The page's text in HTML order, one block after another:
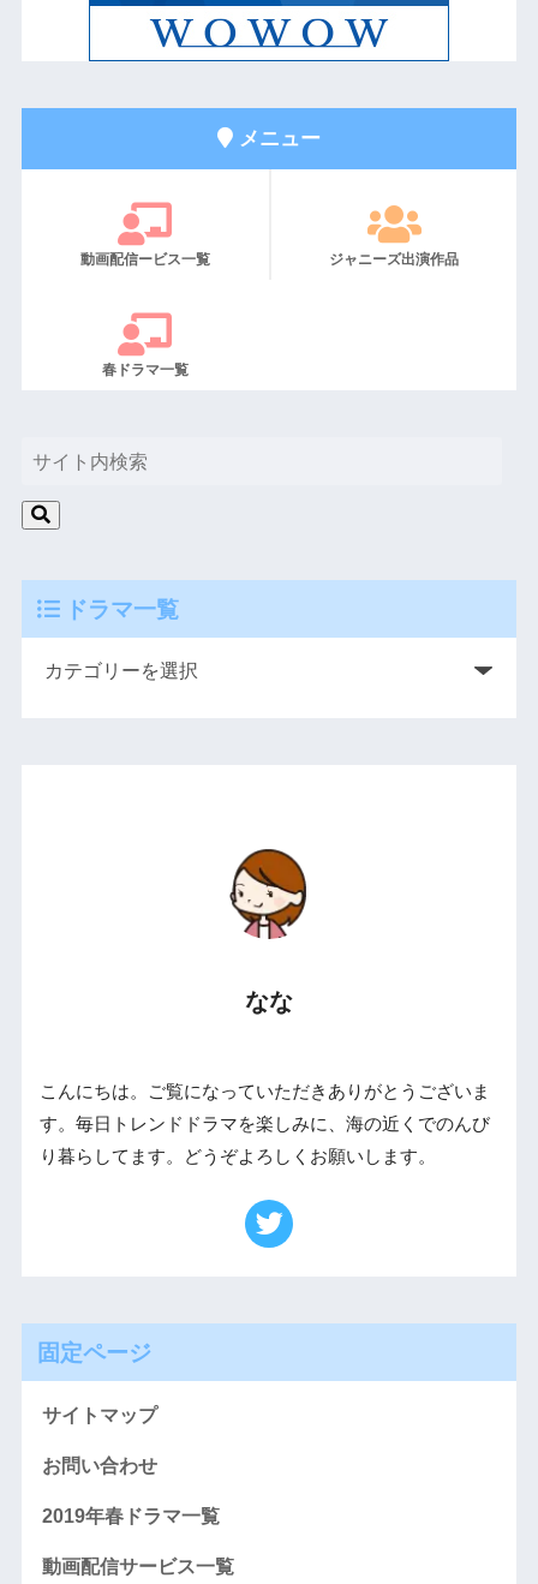
メニュー
動画配信ービス一覧 ジャニーズ出演作品
春ドラマ一覧
ドラマ一覧
なな
こんにちは。ご覧になっていただきありがとうございま
す。毎日トレンドドラマを楽しみに、海の近くでのんび
り暮らしてます。どうぞよろしくお願いします。
固定ページ
サイトマップ
お問い合わせ
2019年春ドラマ一覧
動画配信サービス一覧